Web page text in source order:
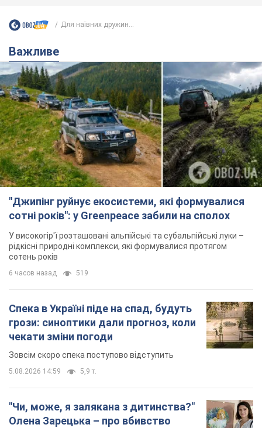
Для наївних дружин...
Важливе
"Джипінг руйнує екосистеми, які формувалися
сотні років": у Greenpeace забили на сполох
У високогір'ї розташовані альпійські та субальпійські луки –
рідкісні природні комплекси, які формувалися протягом
сотень років
6 часов назад 519
Спека в Україні піде на спад, будуть
грози: синоптики дали прогноз, коли
чекати зміни погоди
Зовсім скоро спека поступово відступить
5.08.2026 14:59 5,9 т.
"Чи, може, я залякана з дитинства?"
Олена Зарецька – про вбивство